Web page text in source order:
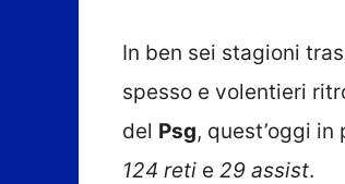
In ben sei stagioni
spesso e volentieri
del Psg, quest’oggi in
124 reti e 29 assist.